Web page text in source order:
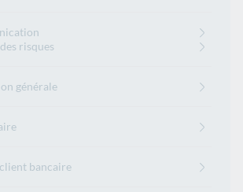
risques
générale
bancaire